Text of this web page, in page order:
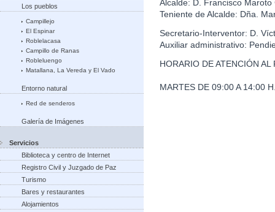
Los pueblos
Campillejo
El Espinar
Roblelacasa
Campillo de Ranas
Robleluengo
Matallana, La Vereda y El Vado
Entorno natural
Red de senderos
Galería de Imágenes
Servicios
Biblioteca y centro de Internet
Registro Civil y Juzgado de Paz
Turismo
Bares y restaurantes
Alojamientos
Alcalde: D. Francisco Maroto
Teniente de Alcalde: Dña.
Secretario-Interventor: D.
Auxiliar administrativo:
HORARIO DE ATENCIÓN AL
MARTES DE 09:00 A 14:00